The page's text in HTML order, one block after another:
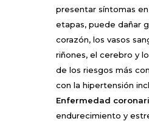
presentar síntomas
etapas, puede dañar
corazón, los vasos
riñones, el cerebro y
de los riesgos más
con la hipertensión
Enfermedad
endurecimiento y